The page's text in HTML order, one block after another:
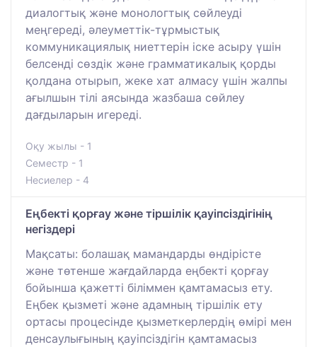
диалогтық және монологтық сөйлеуді
меңгереді, әлеуметтік-тұрмыстық
коммуникациялық ниеттерін іске асыру үшін
белсенді сөздік және грамматикалық қорды
қолдана отырып, жеке хат алмасу үшін жалпы
ағылшын тілі аясында жазбаша сөйлеу
дағдыларын игереді.
Оқу жылы - 1
Семестр - 1
Несиелер - 4
Еңбекті қорғау және тіршілік қауіпсіздігінің
негіздері
Мақсаты: болашақ мамандарды өндірісте
және төтенше жағдайларда еңбекті қорғау
бойынша қажетті біліммен қамтамасыз ету.
Еңбек қызметі және адамның тіршілік ету
ортасы процесінде қызметкерлердің өмірі мен
денсаулығының қауіпсіздігін қамтамасыз